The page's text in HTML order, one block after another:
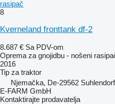
rasipač
8
Kverneland fronttank df-2
8.687 € Sa PDV-om
Oprema za gnojidbu - nošeni
2016
Tip za traktor
Njemačka, De-29562 Suhlendorf
E-FARM GmbH
Kontaktirajte prodavatelja